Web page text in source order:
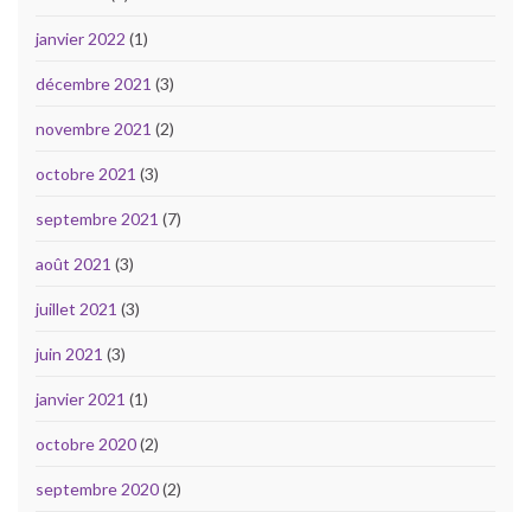
janvier 2022 (1)
décembre 2021 (3)
novembre 2021 (2)
octobre 2021 (3)
septembre 2021 (7)
août 2021 (3)
juillet 2021 (3)
juin 2021 (3)
janvier 2021 (1)
octobre 2020(2)
septembre 2020(2)